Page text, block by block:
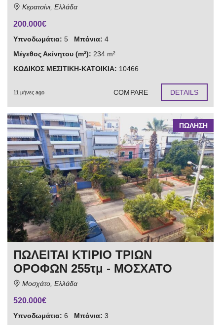
Κερατσίνι, Ελλάδα
200.000€
Υπνοδωμάτια: 5 Μπάνια: 4
Μέγεθος Ακίνητου (m²): 234 m²
ΚΩΔΙΚΟΣ ΜΕΣΙΤΙΚΗ-ΚΑΤΟΙΚΙΑ: 10466
11 μήνες ago COMPARE DETAILS
ΠΩΛΗΣΗ
ΠΩΛΕΙΤΑΙ ΚΤΙΡΙΟ ΤΡΙΩΝ
ΟΡΟΦΩΝ 255τμ - ΜΟΣΧΑΤΟ
Μοσχάτο, Ελλάδα
520.000€
Υπνοδωμάτια: 6 Μπάνια: 3